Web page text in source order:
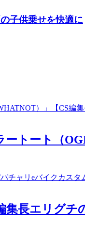
子供乗せを快適に
トート（
集長エリグ